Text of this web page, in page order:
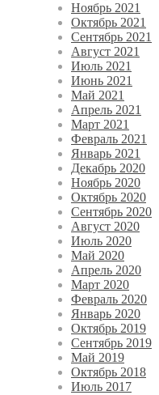
Ноябрь 2021
Октябрь 2021
Сентябрь 2021
Август 2021
Июль 2021
Июнь 2021
Май 2021
Апрель 2021
Март 2021
Февраль 2021
Январь 2021
Декабрь 2020
Ноябрь 2020
Октябрь 2020
Сентябрь 2020
Август 2020
Июль 2020
Май 2020
Апрель 2020
Март 2020
Февраль 2020
Январь 2020
Октябрь 2019
Сентябрь 2019
Май 2019
Октябрь 2018
Июль 2017